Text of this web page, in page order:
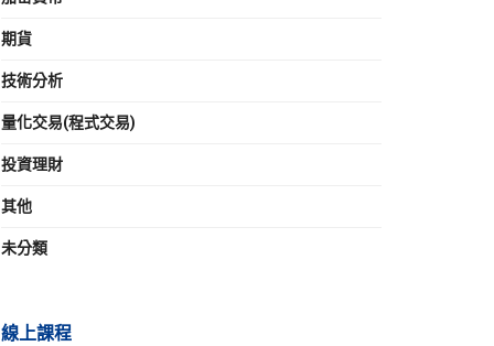
期貨
技術分析
量化交易(程式交易)
投資理財
其他
未分類
線上課程